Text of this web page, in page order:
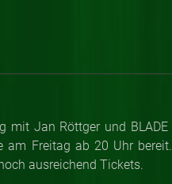
mit Jan Röttger und
Freitag ab 20 Uhr
ausreichend Tickets.